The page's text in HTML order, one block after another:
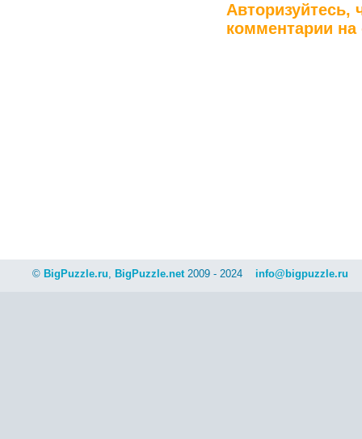
Авторизуйтесь,
комментарии на
© BigPuzzle.ru, BigPuzzle.net2009 - 2024 info@bigpuzzle.ru